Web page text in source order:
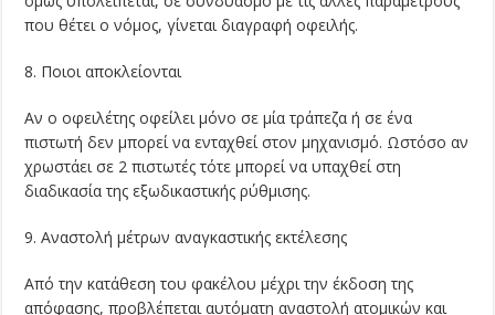
που θέτει ο νόμος, γίνεται διαγραφή οφειλής.
8. Ποιοι αποκλείονται
Αν ο οφειλέτης οφείλει μόνο σε μία τράπεζα ή σε ένα
πιστωτή δεν μπορεί να ενταχθεί στον μηχανισμό. Ωστόσο αν
χρωστάει σε 2 πιστωτές τότε μπορεί να υπαχθεί στη
διαδικασία της εξωδικαστικής ρύθμισης.
9. Αναστολή μέτρων αναγκαστικής εκτέλεσης
Από την κατάθεση του φακέλου μέχρι την έκδοση της
απόφασης, προβλέπεται αυτόματη αναστολή ατομικών και